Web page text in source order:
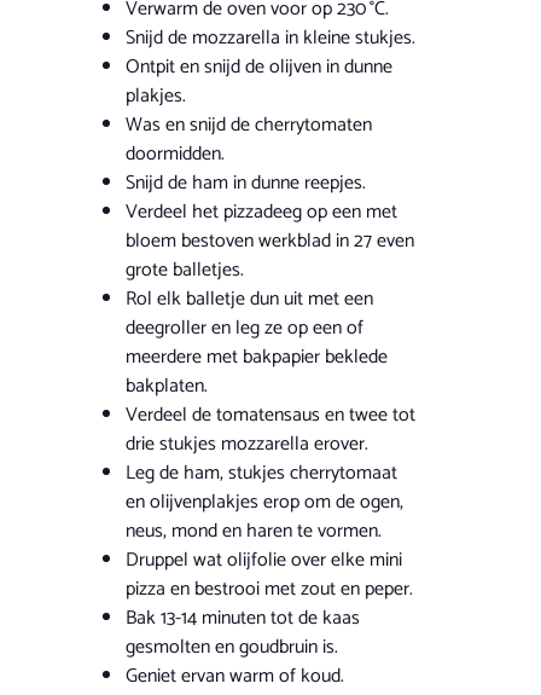
Verwarm de oven voor op 230 °C.
Snijd de mozzarella in kleine stukjes.
Ontpit en snijd de olijven in dunne
plakjes.
Was en snijd de cherrytomaten
doormidden.
Snijd de ham in dunne reepjes.
Verdeel het pizzadeeg op een met
bloem bestoven werkblad in 27 even
grote balletjes.
Rol elk balletje dun uit met een
deegroller en leg ze op een of
meerdere met bakpapier beklede
bakplaten.
Verdeel de tomatensaus en twee tot
drie stukjes mozzarella erover.
Leg de ham, stukjes cherrytomaat
en olijvenplakjes erop om de ogen,
neus, mond en haren te vormen.
Druppel wat olijfolie over elke mini
pizza en bestrooi met zout en peper.
Bak 13-14 minuten tot de kaas
gesmolten en goudbruin is.
Geniet ervan warm of koud.